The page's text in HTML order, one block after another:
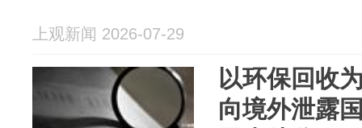
上观新闻 2026-07-29
以环保回收
向境外泄露